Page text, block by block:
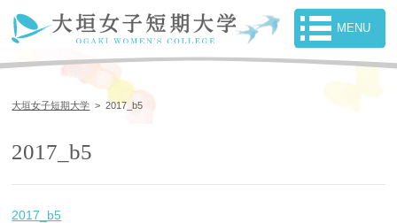
大垣女子短期大学 >2017_b5
2017_b5
2017_b5